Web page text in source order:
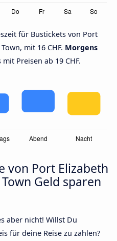
für Bustickets von Port
mit 16 CHF. Morgens
Preisen ab 19 CHF.
von Port Elizabeth
Geld sparen
aber nicht! Willst Du
für deine Reise zu zahlen?